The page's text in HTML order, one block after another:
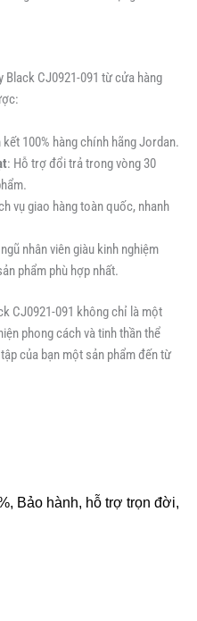
Black CJ0921-091 từ cửa hàng
kết 100% hàng chính hãng Jordan.
: Hỗ trợ đổi trả trong vòng 30
vụ giao hàng toàn quốc, nhanh
nhân viên giàu kinh nghiệm
phẩm phù hợp nhất.
CJ0921-091 không chỉ là một
phong cách và tinh thần thể
của bạn một sản phẩm đến từ
Bảo hành, hỗ trợ trọn đời,